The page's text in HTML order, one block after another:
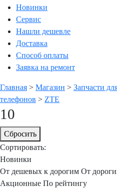
Новинки
Сервис
Нашли дешевле
Доставка
Способ оплаты
Заявка на ремонт
Главная > Магазин > Запчасти
телефонов > ZTE
10
Сбросить
Сортировать:
Новинки
От дешевых к дорогим От
Акционные По рейтингу